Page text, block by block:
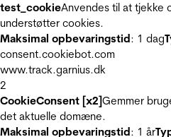
test_cookieAnvendes til at tjekke
understøtter cookies.
Maksimal opbevaringstid: 1 dag
consent.cookiebot.com
www.track.garnius.dk
2
CookieConsent [x2]Gemmer
det aktuelle domæne.
Maksimal opbevaringstid: 1 år